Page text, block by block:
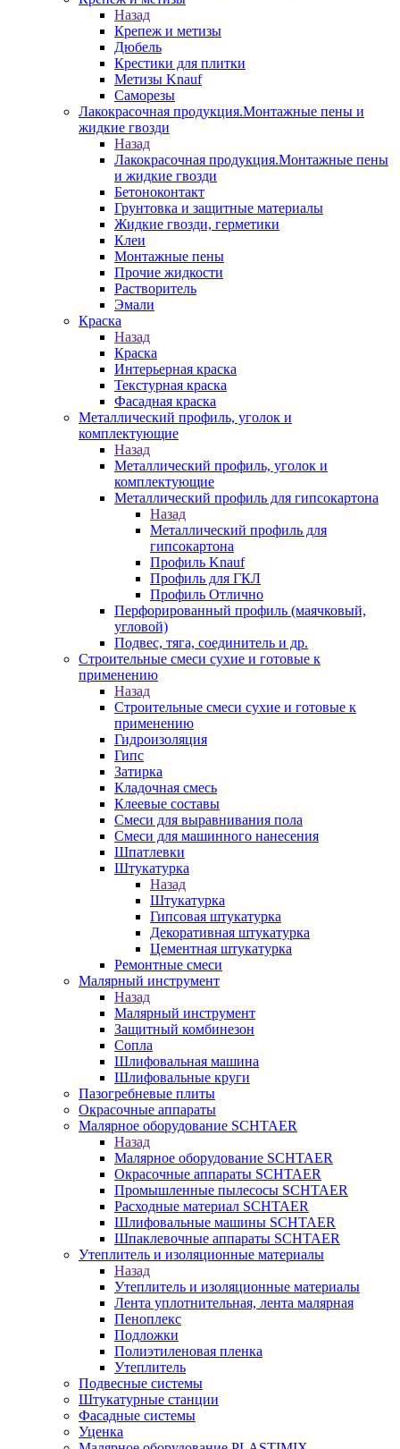
Назад
Крепеж и метизы
Дюбель
Крестики для плитки
Метизы Knauf
Саморезы
Лакокрасочная продукция.Монтажные пены и
жидкие гвозди
Назад
Лакокрасочная продукция.Монтажные пены
и жидкие гвозди
Бетоноконтакт
Грунтовка и защитные материалы
Жидкие гвозди, герметики
Клеи
Монтажные пены
Прочие жидкости
Растворитель
Эмали
Краска
Назад
Краска
Интерьерная краска
Текстурная краска
Фасадная краска
Металлический профиль, уголок и
комплектующие
Назад
Металлический профиль, уголок и
комплектующие
Металлический профиль для гипсокартона
Назад
Металлический профиль для
гипсокартона
Профиль Knauf
Профиль для ГКЛ
Профиль Отлично
Перфорированный профиль (маячковый,
угловой)
Подвес, тяга, соединитель и др.
Строительные смеси сухие и готовые к
применению
Назад
Строительные смеси сухие и готовые к
применению
Гидроизоляция
Гипс
Затирка
Кладочная смесь
Клеевые составы
Смеси для выравнивания пола
Смеси для машинного нанесения
Шпатлевки
Штукатурка
Назад
Штукатурка
Гипсовая штукатурка
Декоративная штукатурка
Цементная штукатурка
Ремонтные смеси
Малярный инструмент
Назад
Малярный инструмент
Защитный комбинезон
Сопла
Шлифовальная машина
Шлифовальные круги
Пазогребневые плиты
Окрасочные аппараты
Малярное оборудование SCHTAER
Назад
Малярное оборудование SCHTAER
Окрасочные аппараты SCHTAER
Промышленные пылесосы SCHTAER
Расходные материал SCHTAER
Шлифовальные машины SCHTAER
Шпаклевочные аппараты SCHTAER
Утеплитель и изоляционные материалы
Назад
Утеплитель и изоляционные материалы
Лента уплотнительная, лента малярная
Пеноплекс
Подложки
Полиэтиленовая пленка
Утеплитель
Подвесные системы
Штукатурные станции
Фасадные системы
Уценка